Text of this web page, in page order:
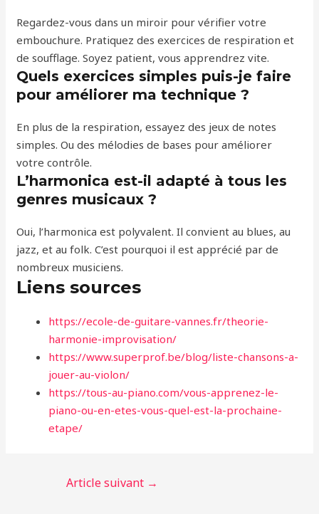
Regardez-vous dans un miroir pour vérifier votre
embouchure. Pratiquez des exercices de respiration et
de soufflage. Soyez patient, vous apprendrez vite.
Quels exercices simples puis-je faire
pour améliorer ma technique ?
En plus de la respiration, essayez des jeux de notes
simples. Ou des mélodies de bases pour améliorer
votre contrôle.
L’harmonica est-il adapté à tous les
genres musicaux ?
Oui, l’harmonica est polyvalent. Il convient au blues, au
jazz, et au folk. C’est pourquoi il est apprécié par de
nombreux musiciens.
Liens sources
https://ecole-de-guitare-vannes.fr/theorie-
harmonie-improvisation/
https://www.superprof.be/blog/liste-chansons-a-
jouer-au-violon/
https://tous-au-piano.com/vous-apprenez-le-
piano-ou-en-etes-vous-quel-est-la-prochaine-
etape/
Article suivant →